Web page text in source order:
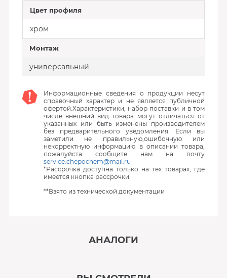
Цвет профиля
хром
Монтаж
универсальный
Информационные сведения о продукции несут
справочный характер и не является публичной
офертой.Характеристики, набор поставки и в том
числе внешний вид товара могут отличаться от
указанных или быть изменены производителем
без предварительного уведомления. Если вы
заметили не правильную,ошибочную или
некорректную информацию в описании товара,
пожалуйста сообщите нам на почту
service.chepochem@mail.ru
*Рассрочка доступна только на тех товарах, где
имеется кнопка рассрочки
**Взято из технической документации
АНАЛОГИ